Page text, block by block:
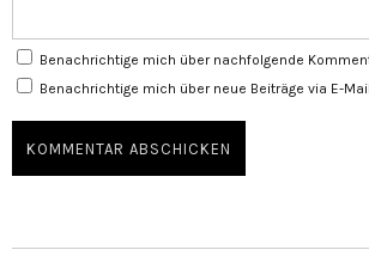
Benachrichtige mich über nachfolgende
Benachrichtige mich über neue Beiträge via E-